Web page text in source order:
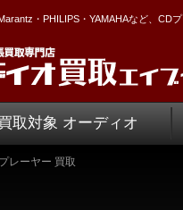
・PHILIPS・YAMAHAなど、CD
取対象 オーディオ
レーヤー 買取